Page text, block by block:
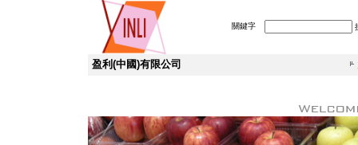
關鍵字
盈利(中國)有限公司